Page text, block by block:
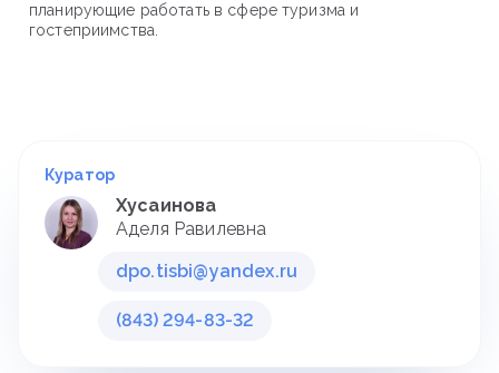
планирующие работать в сфере туризма и
гостеприимства.
Куратор
Хусаинова
Аделя Равилевна
dpo.tisbi@yandex.ru
(843) 294-83-32